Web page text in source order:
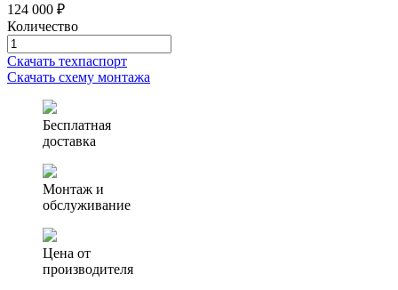
124 000 ₽
Количество
Количество
товара
Септик
Профи
Скачать техпаспорт
Скачать схему монтажа
Бесплатная
доставка
Монтаж и
обслуживание
Цена от
производителя